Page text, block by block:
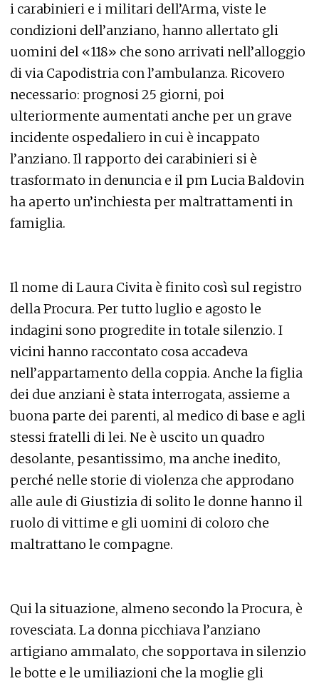
i carabinieri e i militari dell’Arma, viste le
condizioni dell’anziano, hanno allertato gli
uomini del «118» che sono arrivati nell’alloggio
di via Capodistria con l’ambulanza. Ricovero
necessario: prognosi 25 giorni, poi
ulteriormente aumentati anche per un grave
incidente ospedaliero in cui è incappato
l’anziano. Il rapporto dei carabinieri si è
trasformato in denuncia e il pm Lucia Baldovin
ha aperto un’inchiesta per maltrattamenti in
famiglia.
Il nome di Laura Civita è finito così sul registro
della Procura. Per tutto luglio e agosto le
indagini sono progredite in totale silenzio. I
vicini hanno raccontato cosa accadeva
nell’appartamento della coppia. Anche la figlia
dei due anziani è stata interrogata, assieme a
buona parte dei parenti, al medico di base e agli
stessi fratelli di lei. Ne è uscito un quadro
desolante, pesantissimo, ma anche inedito,
perché nelle storie di violenza che approdano
alle aule di Giustizia di solito le donne hanno il
ruolo di vittime e gli uomini di coloro che
maltrattano le compagne.
Qui la situazione, almeno secondo la Procura, è
rovesciata. La donna picchiava l’anziano
artigiano ammalato, che sopportava in silenzio
le botte e le umiliazioni che la moglie gli